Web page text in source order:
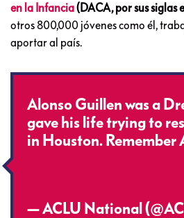
en la Infancia(DACA, por sus siglas
otros 800,000 jóvenes como él,
aportar al país.
Alonso Guillen was a
gave his life trying to
in Houston. Remember
— ACLU National